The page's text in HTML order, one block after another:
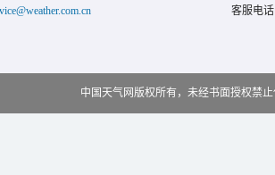
客服电
中国天气网版权所有，未经书面授权